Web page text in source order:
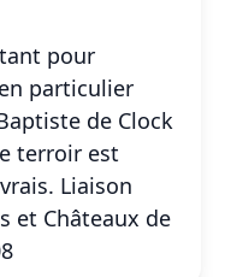
pour
particulier
de Clock
terroir est
Liaison
et Châteaux de